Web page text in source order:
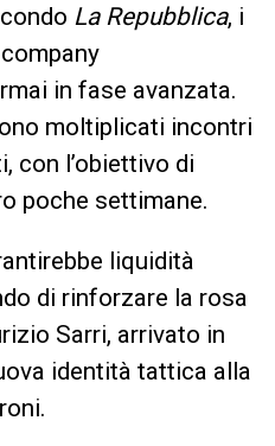
La Repubblica, i
in fase avanzata.
moltiplicati incontri
con l’obiettivo di
poche settimane.
liquidità
di rinforzare la rosa
Sarri, arrivato in
identità tattica alla